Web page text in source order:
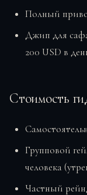
Полный
Джип для
200 USD в
Стоимость
Групповой
человека
Частный